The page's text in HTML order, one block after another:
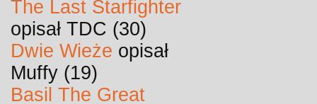
The Last Starfighter
opisał TDC (30)
Dwie Wieże opisał
Muffy (19)
Basil The Great